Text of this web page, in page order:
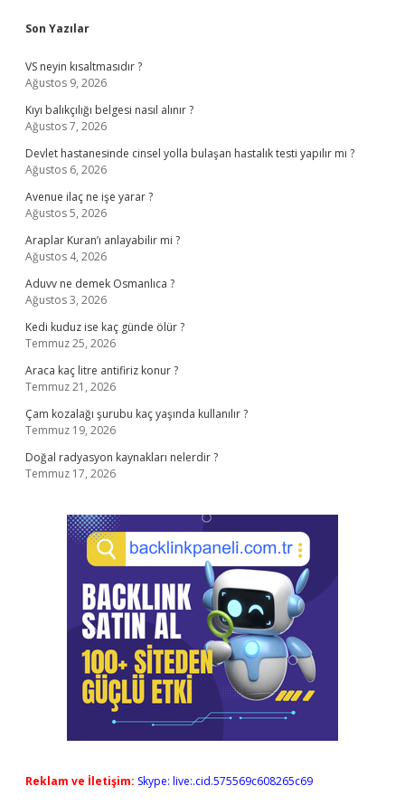
Sidebar
Son Yazılar
VS neyin kısaltmasıdır ?
Ağustos 9, 2026
Kıyı balıkçılığı belgesi nasıl alınır ?
Ağustos 7, 2026
Devlet hastanesinde cinsel yolla bulaşan hastalık testi yapılır mı ?
Ağustos 6, 2026
Avenue ilaç ne işe yarar ?
Ağustos 5, 2026
Araplar Kuran’ı anlayabilir mi ?
Ağustos 4, 2026
Aduvv ne demek Osmanlıca ?
Ağustos 3, 2026
Kedi kuduz ise kaç günde ölür ?
Temmuz 25, 2026
Araca kaç litre antifiriz konur ?
Temmuz 21, 2026
Çam kozalağı şurubu kaç yaşında kullanılır ?
Temmuz 19, 2026
Doğal radyasyon kaynakları nelerdir ?
Temmuz 17, 2026
Reklam ve İletişim: Skype: live:.cid.575569c608265c69